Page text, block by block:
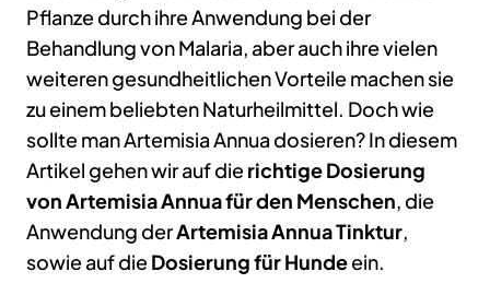
Pflanze durch ihre Anwendung bei der
Behandlung von Malaria, aber auch ihre vielen
weiteren gesundheitlichen Vorteile machen sie
zu einem beliebten Naturheilmittel. Doch wie
sollte man Artemisia Annua dosieren? In diesem
Artikel gehen wir auf dierichtige Dosierung
von Artemisia Annua für den Menschen, die
Anwendung derArtemisia Annua Tinktur,
sowie auf dieDosierung für Hundeein.